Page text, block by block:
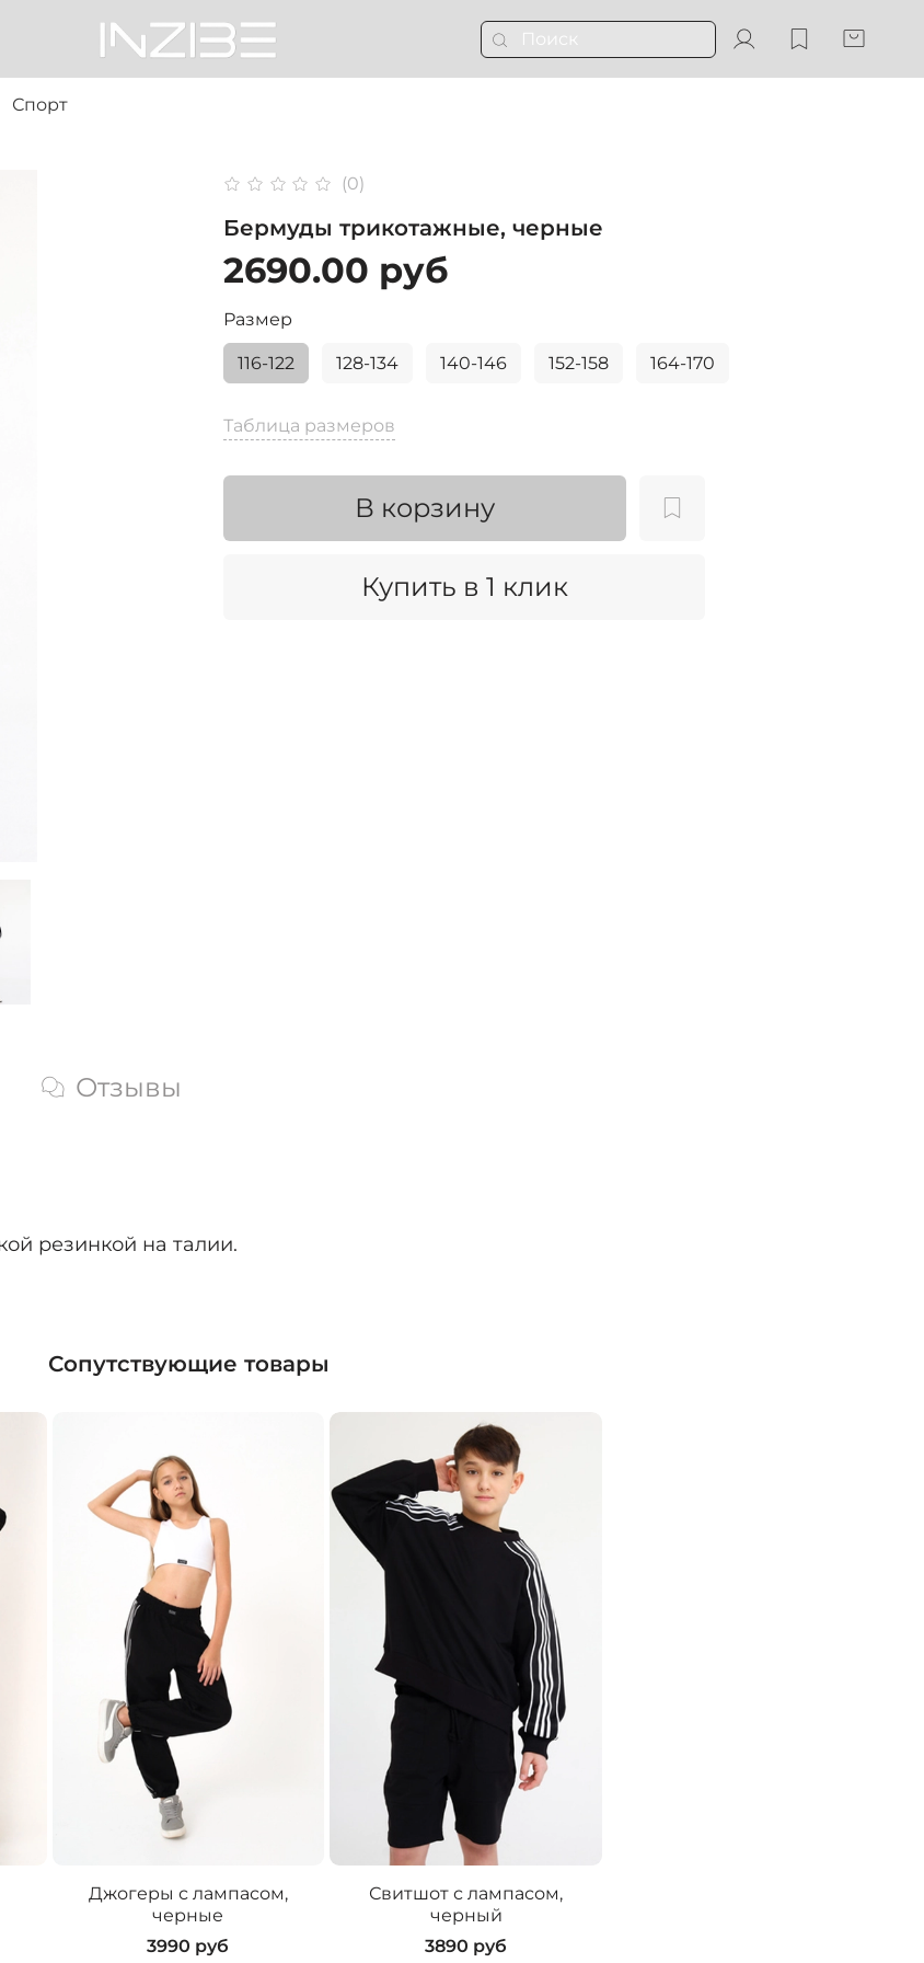
Спорт
(0)
Бермуды трикотажные, черные
2690.00 руб
Таблица размеров
В корзину
Купить в 1 клик
Размер
116-122 128-134 140-146 152-158 164-170
Отзывы
резинкой на талии.
Сопутствующие товары
Джогеры с лампасом,
черные
3990 руб
Свитшот с лампасом,
черный
3890 руб